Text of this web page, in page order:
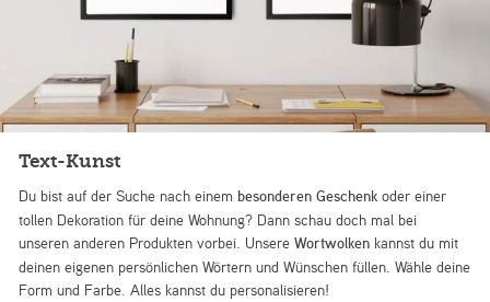
Text-Kunst
Du bist auf der Suche nach einem besonderen Geschenk oder einer
tollen Dekoration für deine Wohnung? Dann schau doch mal bei
unseren anderen Produkten vorbei. UnsereWortwolken kannst du mit
deinen eigenen persönlichen Wörtern und Wünschen füllen. Wähle deine
Form und Farbe. Alles kannst du personalisieren!